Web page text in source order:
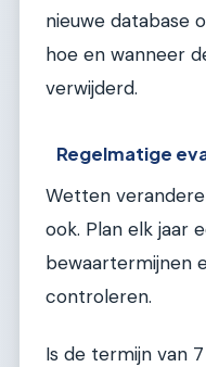
nieuwe database
hoe en wanneer
verwijderd.
Regelmatige
Wetten
ook. Plan elk jaar
bewaartermijnen
controleren.
Is de termijn van